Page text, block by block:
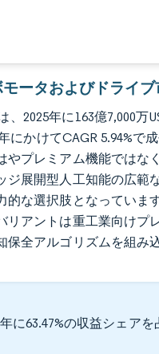
ータおよびドライブ
2025年に163億7,000万
にかけてCAGR 5.94%
プレミアム機能では
ジ展開型人工知能の広
的な選択肢となってい
アントは重工業向け
保全アルゴリズムを組
に63.47%の収益シェア